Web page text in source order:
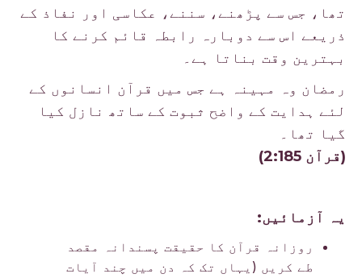
تھا، جس سے پڑھنے، سننے، عکاسی اور نفاذ کے
ذریعے اس سے دوبارہ رابطہ قائم کرنے کا
بہترین وقت بناتا ہے۔
رمضان وہ مہینہ ہے جس میں قرآن انسانوں کے
لئے ہدایت کے واضح ثبوت کے ساتھ نازل کیا
گیا تھا۔
(قرآن 2:185)
یہ آزمائیں:
روزانہ قرآن کا حقیقت پسندانہ مقصد
طے کریں (یہاں تک کہ دن میں چند آیات